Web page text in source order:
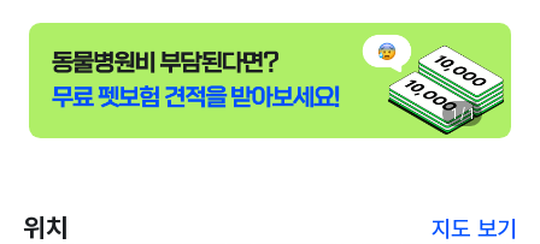
1 / 1
위치 지도 보기